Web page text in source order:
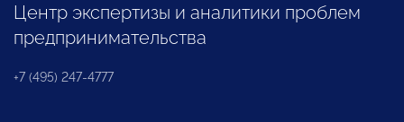
Центр экспертизы и аналитики проблем
предпринимательства
+7 (495) 247-4777